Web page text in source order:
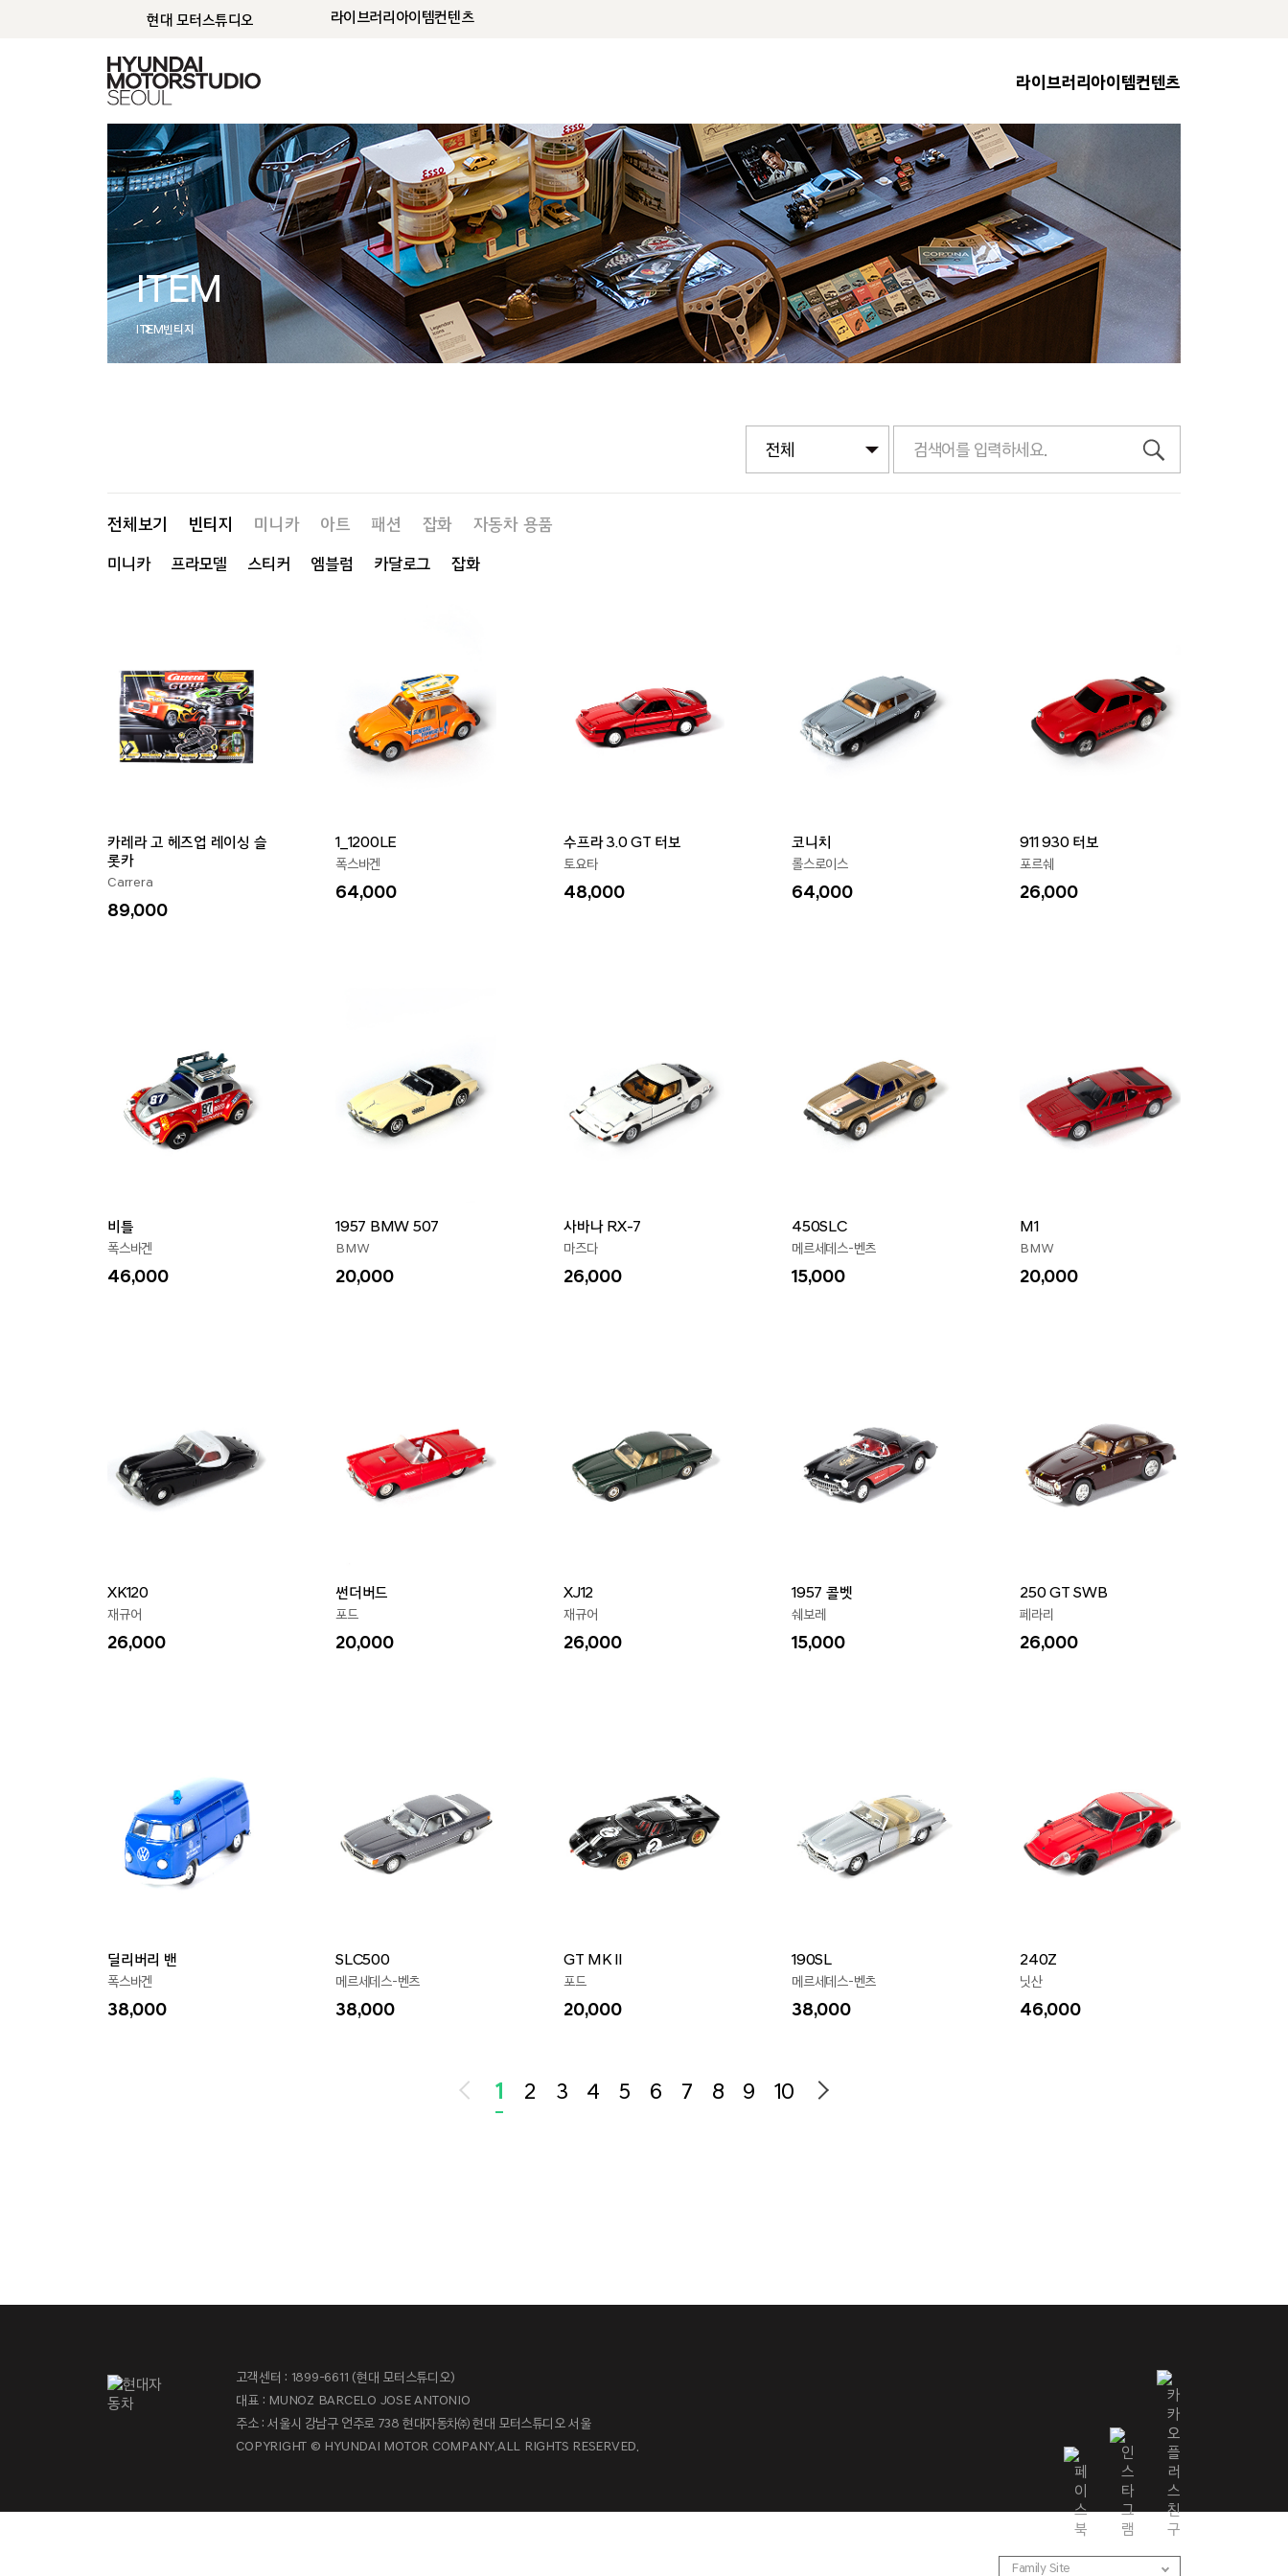
현대 모터스튜디오 라이브러리아이템컨텐츠
라이브러리아이템컨텐츠
ITEM
ITEM빈티지
전체보기 빈티지
미니카 프라모델 스티커 엠블럼 카달로그 잡화
미니카 아트 패션 잡화 자동차 용품
카레라 고 헤즈업 레이싱 슬
롯카
Carrera
89,000
1_1200LE
폭스바겐
64,000
수프라 3.0 GT 터보
토요타
48,000
코니치
롤스로이스
64,000
911 930 터보
포르쉐
26,000
비틀
폭스바겐
46,000
1957 BMW 507
BMW
20,000
사바나 RX-7
마즈다
26,000
450SLC
메르세데스-벤츠
15,000
M1
BMW
20,000
XK120
재규어
26,000
썬더버드
포드
20,000
XJ12
재규어
26,000
1957 콜벳
쉐보레
15,000
250 GT SWB
페라리
26,000
딜리버리 밴
폭스바겐
38,000
SLC500
메르세데스-벤츠
38,000
GT MKⅡ
포드
20,000
190SL
메르세데스-벤츠
38,000
240Z
닛산
46,000
1 2 3 4 5 6 7 8 9 10
고객센터 : 1899-6611 (현대 모터스튜디오)
대표 : MUNOZ BARCELO JOSE ANTONIO
주소 : 서울시 강남구 언주로 738 현대자동차㈜ 현대 모터스튜디오 서울
COPYRIGHT © HYUNDAI MOTOR COMPANY.ALL RIGHTS RESERVED.
Family Site